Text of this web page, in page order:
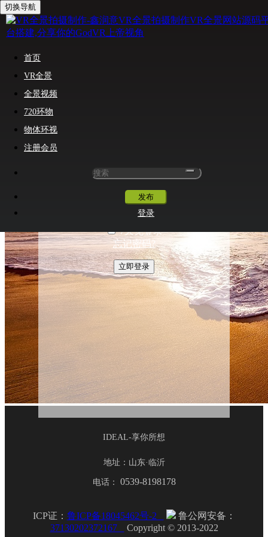
切换导航
首页
VR全景
全景视频
720环物
物体环视
注册会员
发布
登录
7天免登录
忘记密码?
立即登录
IDEAL-享你所想
地址：山东·临沂
电话： 0539-8198178
ICP证： 鲁ICP备18045462号-2
鲁公网安备：
37130202372167
Copyright © 2013-2022